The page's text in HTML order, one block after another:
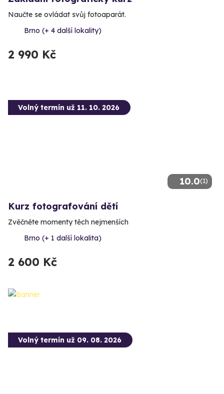
Naučte se ovládat svůj fotoaparát.
Brno (+ 4 další lokality)
2 990 Kč
10.0(1)
Volný termín už 11. 10. 2026
Kurz fotografování dětí
Zvěčněte momenty těch nejmenších
Brno (+ 1 další lokalita)
2 600 Kč
Volný termín už 09. 08. 2026